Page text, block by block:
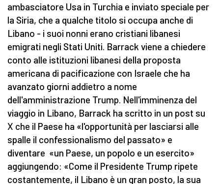
ambasciatore Usa in Turchia e inviato speciale per
la Siria, che a qualche titolo si occupa anche di
Libano - i suoi nonni erano cristiani libanesi
emigrati negli Stati Uniti. Barrack viene a chiedere
conto alle istituzioni libanesi della proposta
americana di pacificazione con Israele che ha
avanzato giorni addietro a nome
dell'amministrazione Trump. Nell'imminenza del
viaggio in Libano, Barrack ha scritto in un post su
X che il Paese ha «l'opportunità per lasciarsi alle
spalle il confessionalismo del passato» e
diventare «un Paese, un popolo e un esercito»
aggiungendo: «Come il Presidente Trump ripete
costantemente, il Libano è un gran posto, la sua